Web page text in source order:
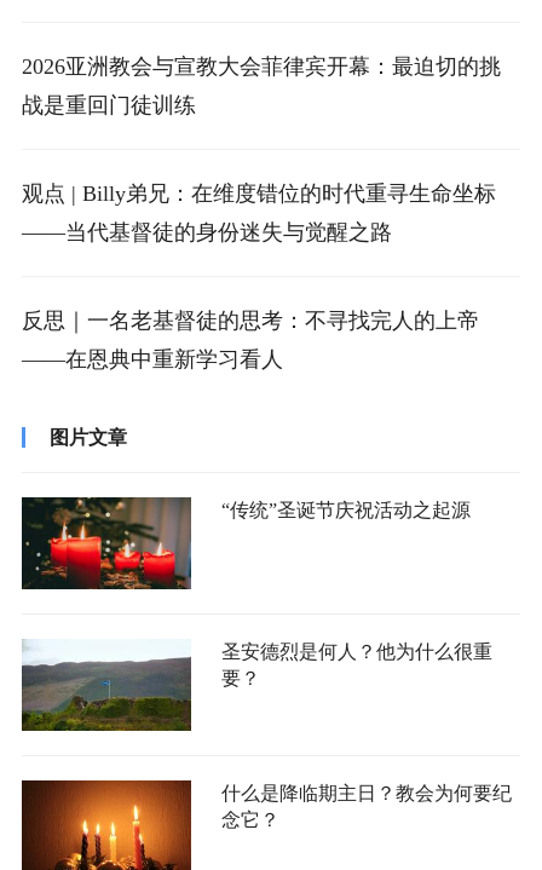
2026亚洲教会与宣教大会菲律宾开幕：最迫切的挑
战是重回门徒训练
观点 | Billy弟兄：在维度错位的时代重寻生命坐标
——当代基督徒的身份迷失与觉醒之路
反思｜一名老基督徒的思考：不寻找完人的上帝
——在恩典中重新学习看人
图片文章
“传统”圣诞节庆祝活动之起源
圣安德烈是何人？他为什么很重
要？
什么是降临期主日？教会为何要纪
念它？